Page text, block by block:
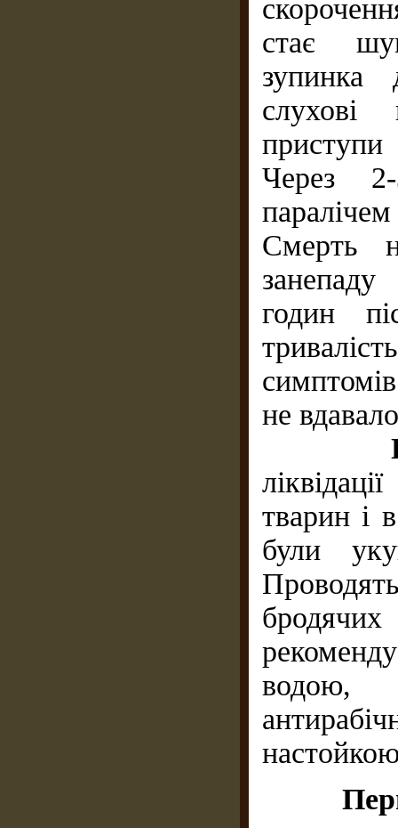
стає
зупинка
слухові
Через
Смерть
занепаду
годин
не
тварин і
були
водою,